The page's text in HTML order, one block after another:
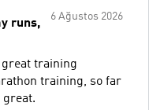
6 Ağustos 2026
runs,
training
training, so far
great.